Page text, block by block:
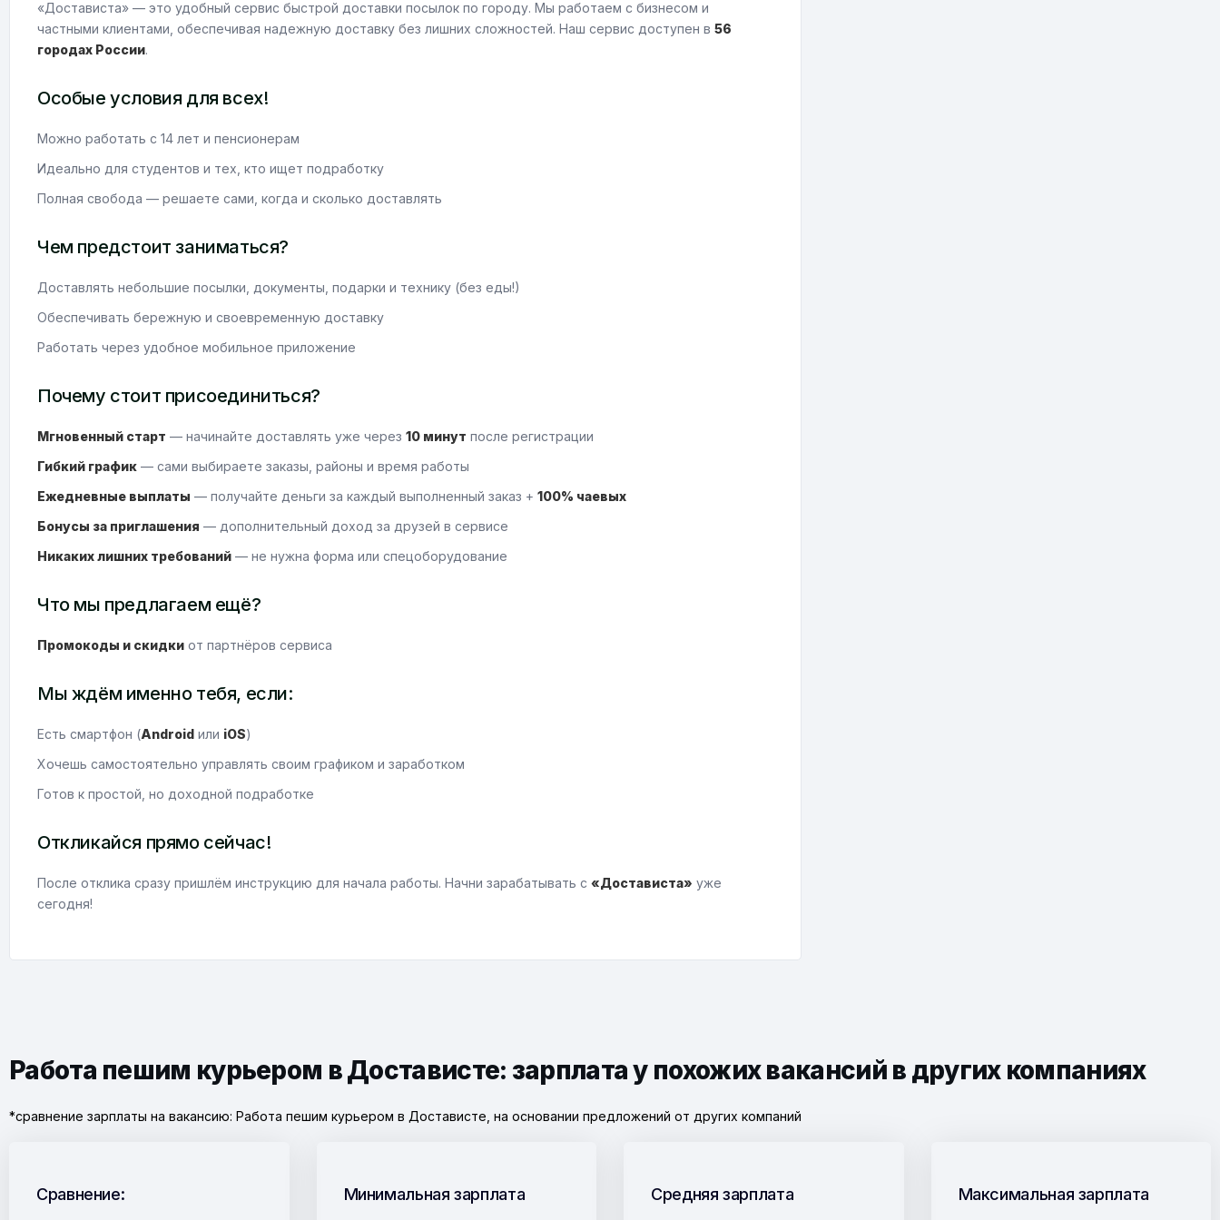
«Достависта» — это удобный сервис быстрой доставки посылок по городу. Мы работаем с бизнесом и
частными клиентами, обеспечивая надежную доставку без лишних сложностей. Наш сервис доступен в 56
городах России.
Особые условия для всех!
Можно работать с 14 лет и пенсионерам
Идеально для студентов и тех, кто ищет подработку
Полная свобода — решаете сами, когда и сколько доставлять
Чем предстоит заниматься?
Доставлять небольшие посылки, документы, подарки и технику (без еды!)
Обеспечивать бережную и своевременную доставку
Работать через удобное мобильное приложение
Почему стоит присоединиться?
Мгновенный старт — начинайте доставлять уже через 10 минут после регистрации
Гибкий график — сами выбираете заказы, районы и время работы
Ежедневные выплаты — получайте деньги за каждый выполненный заказ + 100% чаевых
Бонусы за приглашения — дополнительный доход за друзей в сервисе
Никаких лишних требований — не нужна форма или спецоборудование
Что мы предлагаем ещё?
Промокоды и скидки от партнёров сервиса
Мы ждём именно тебя, если:
Есть смартфон (Android или iOS)
Хочешь самостоятельно управлять своим графиком и заработком
Готов к простой, но доходной подработке
Откликайся прямо сейчас!
После отклика сразу пришлём инструкцию для начала работы. Начни зарабатывать с «Достависта» уже
сегодня!
Работа пешим курьером в Достависте: зарплата у похожих вакансий в других компаниях
*сравнение зарплаты на вакансию: Работа пешим курьером в Достависте, на основании предложений от других компаний
Сравнение: Минимальная зарплата Средняя зарплата Максимальная зарплата